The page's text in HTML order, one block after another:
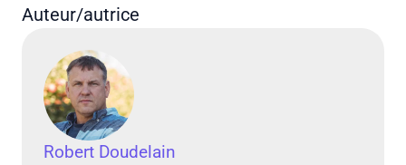
Auteur/autrice
Robert Doudelain